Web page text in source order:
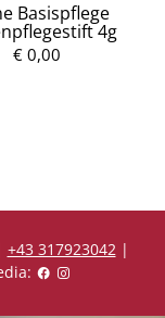
Basispflege
4g
€ 0,00
+43 317923042|